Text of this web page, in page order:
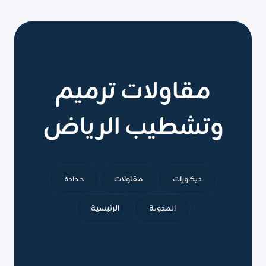
عمارات
بالرياض
مقاولات ترميم
وتشطيب الرياض
ديكورات مقاولات حدادة
المدونة الرئيسية